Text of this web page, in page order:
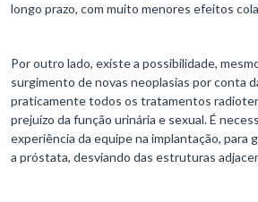
longo prazo, com muito menores efeitos
Por outro lado, existe a possibilidade,
surgimento de novas neoplasias por conta
praticamente todos os tratamentos
prejuízo da função urinária e sexual. É
experiência da equipe na implantação, para
a próstata, desviando das estruturas